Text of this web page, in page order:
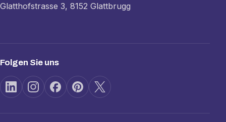
Glatthofstrasse 3, 8152 Glattbrugg
Folgen Sie uns